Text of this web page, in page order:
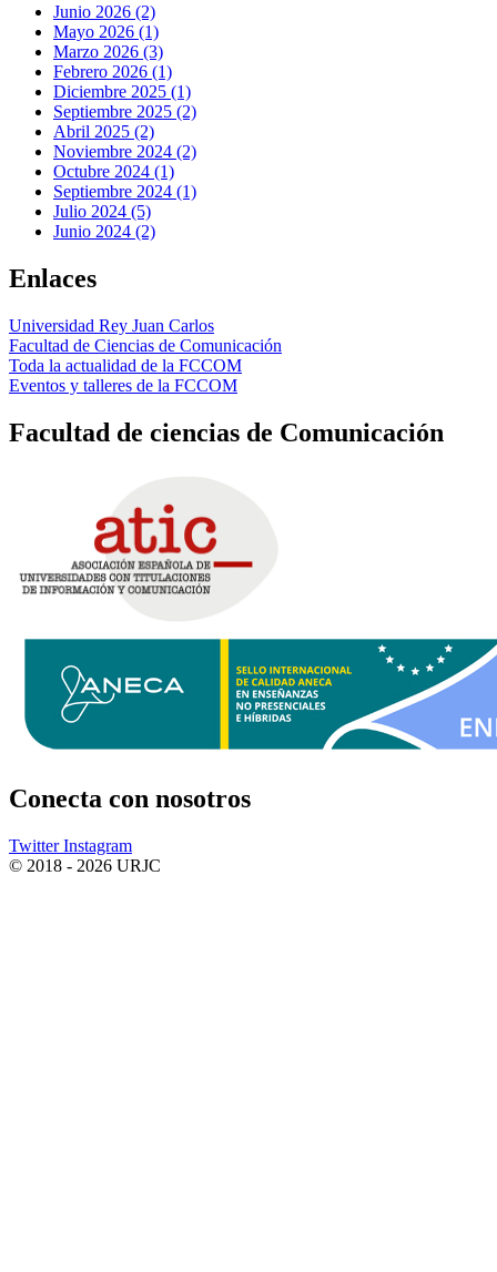
Junio 2026 (2)
Mayo 2026 (1)
Marzo 2026 (3)
Febrero 2026 (1)
Diciembre 2025 (1)
Septiembre 2025 (2)
Abril 2025 (2)
Noviembre 2024 (2)
Octubre 2024 (1)
Septiembre 2024 (1)
Julio 2024 (5)
Junio 2024 (2)
Enlaces
Universidad Rey Juan Carlos
Facultad de Ciencias de Comunicación
Toda la actualidad de la FCCOM
Eventos y talleres de la FCCOM
Facultad de ciencias de Comunicación
Conecta con nosotros
Twitter Instagram
© 2018 - 2026 URJC